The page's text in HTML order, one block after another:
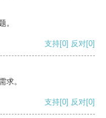
。
支持[0] 反对[0]
求。
支持[0] 反对[0]